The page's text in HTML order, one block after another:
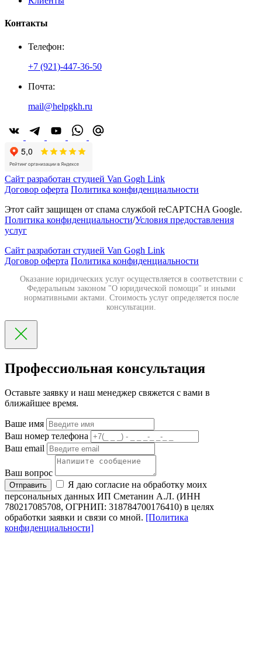
Контакты
Телефон:
+7 (921)-447-36-50
Почта:
mail@helpgkh.ru
Сайт разработан студией Van Gogh Link
Договор оферта Политика конфиденциальности
Этот сайт защищен от спама службой reCAPTCHA Google.
Политика конфиденциальности/Условия предоставления
услуг
Сайт разработан студией Van Gogh Link
Договор оферта Политика конфиденциальности
Оказание юридических услуг осуществляется в соответствии с
Федеральным законом "О юридической помощи" и иными
нормативными актами. Стоимость услуг определяется после
консультации.
Профессиольная консультация
Оставьте заявку и наш менеджер свяжется с вами в
ближайшее время.
Ваше имя
Ваш номер телефона
Ваш email
Ваш вопрос
Отправить
Я даю согласие на обработку моих
персональных данных ИП Сметанин А.Л. (ИНН
780217085708, ОГРНИП: 318784700176410) в целях
обработки заявки и связи со мной. [Политика
конфиденциальности]